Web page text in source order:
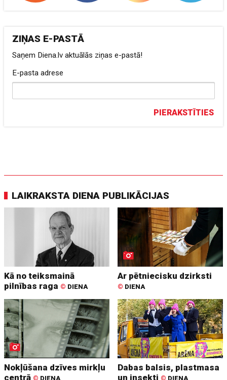
ZIŅAS E-PASTĀ
Saņem Diena.lv aktuālās ziņas e-pastā!
E-pasta adrese
PIERAKSTĪTIES
LAIKRAKSTA DIENA PUBLIKĀCIJAS
Kā no teiksmainā
pilnības raga © DIENA
Ar pētniecisku dzirksti
© DIENA
Nokļūšana dzīves mirkļu
centrā © DIENA
Dabas balsis, plastmasa
un insekti © DIENA